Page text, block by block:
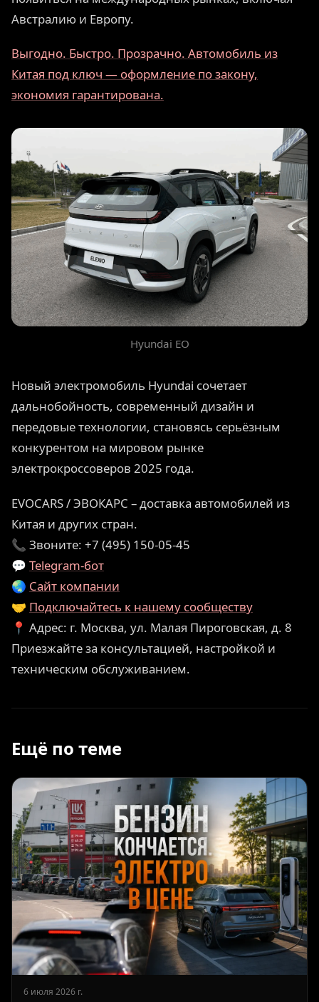
Австралию и Европу.
Выгодно. Быстро. Прозрачно. Автомобиль из
Китая под ключ — оформление по закону,
экономия гарантирована.
Hyundai EO
Новый электромобиль Hyundai сочетает
дальнобойность, современный дизайн и
передовые технологии, становясь серьёзным
конкурентом на мировом рынке
электрокроссоверов 2025 года.
EVOCARS / ЭВОКАРС – доставка автомобилей из
Китая и других стран.
📞 Звоните: +7 (495) 150-05-45
💬 Telegram-бот
🌏 Сайт компании
🤝 Подключайтесь к нашему сообществу
📍 Адрес: г. Москва, ул. Малая Пироговская, д. 8
Приезжайте за консультацией, настройкой и
техническим обслуживанием.
Ещё по теме
6 июля 2026 г.